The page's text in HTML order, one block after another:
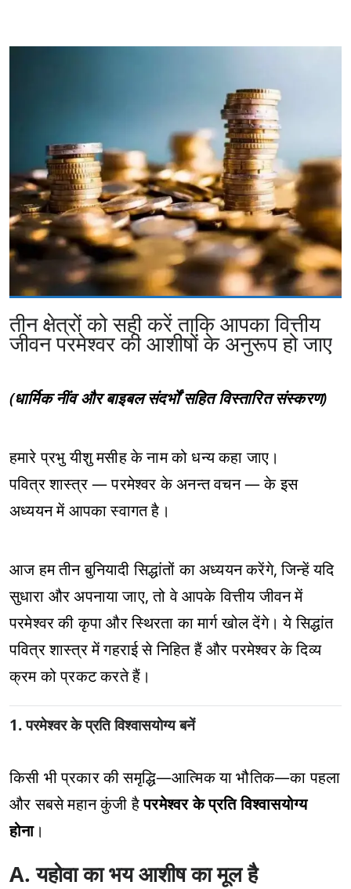
तीन क्षेत्रों को सही करें ताकि आपका वित्तीय
जीवन परमेश्वर की आशीषों के अनुरूप हो जाए
(धार्मिक नींव और बाइबल संदर्भों सहित विस्तारित संस्करण)
हमारे प्रभु यीशु मसीह के नाम को धन्य कहा जाए।
पवित्र शास्त्र — परमेश्वर के अनन्त वचन — के इस
अध्ययन में आपका स्वागत है।
आज हम तीन बुनियादी सिद्धांतों का अध्ययन करेंगे, जिन्हें यदि
सुधारा और अपनाया जाए, तो वे आपके वित्तीय जीवन में
परमेश्वर की कृपा और स्थिरता का मार्ग खोल देंगे। ये सिद्धांत
पवित्र शास्त्र में गहराई से निहित हैं और परमेश्वर के दिव्य
क्रम को प्रकट करते हैं।
1. परमेश्वर के प्रति विश्वासयोग्य बनें
किसी भी प्रकार की समृद्धि—आत्मिक या भौतिक—का पहला
और सबसे महान कुंजी हैपरमेश्वर के प्रति विश्वासयोग्य
होना।
A. यहोवा का भय आशीष का मूल है